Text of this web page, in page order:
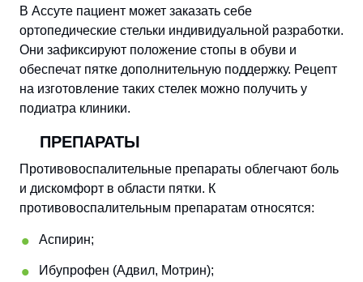
В Ассуте пациент может заказать себе
ортопедические стельки индивидуальной разработки.
Они зафиксируют положение стопы в обуви и
обеспечат пятке дополнительную поддержку. Рецепт
на изготовление таких стелек можно получить у
подиатра клиники.
ПРЕПАРАТЫ
Противовоспалительные препараты облегчают боль
и дискомфорт в области пятки. К
противовоспалительным препаратам относятся:
Аспирин;
Ибупрофен (Адвил, Мотрин);